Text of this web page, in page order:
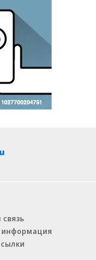
информация